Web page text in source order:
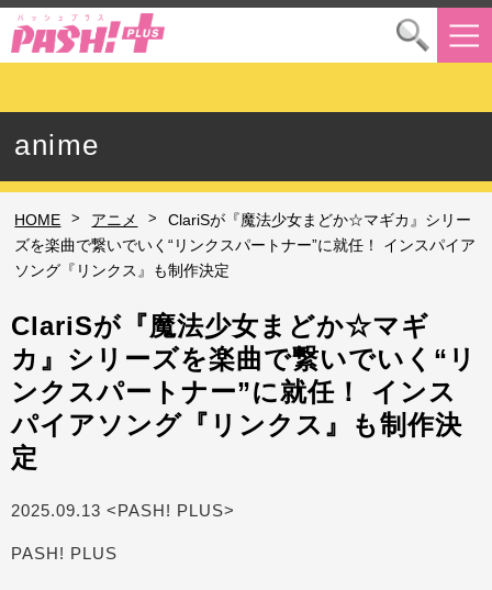
anime
HOME > アニメ >
ClariSが『魔法少女まどか☆マギカ』シリー
ズを楽曲で繋いでいく“リンクスパートナー”に就任！ インスパイア
ソング『リンクス』も制作決定
ClariSが『魔法少女まどか☆マギ
カ』シリーズを楽曲で繋いでいく“リ
ンクスパートナー”に就任！ インス
パイアソング『リンクス』も制作決
定
2025.09.13 <PASH! PLUS>
PASH! PLUS